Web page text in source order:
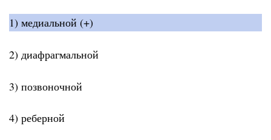
1) медиальной (+)
2) диафрагмальной
3) позвоночной
4) реберной